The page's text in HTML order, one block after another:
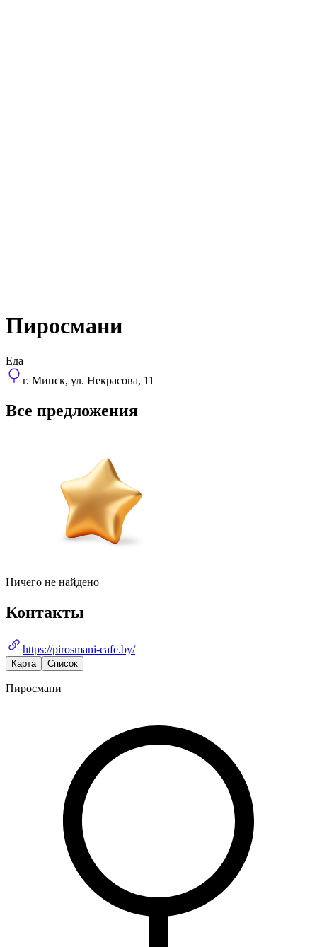
Пиросмани
Еда
г. Минск, ул. Некрасова, 11
Все предложения
Ничего не найдено
Контакты
https://pirosmani-cafe.by/
Карта Список
Пиросмани